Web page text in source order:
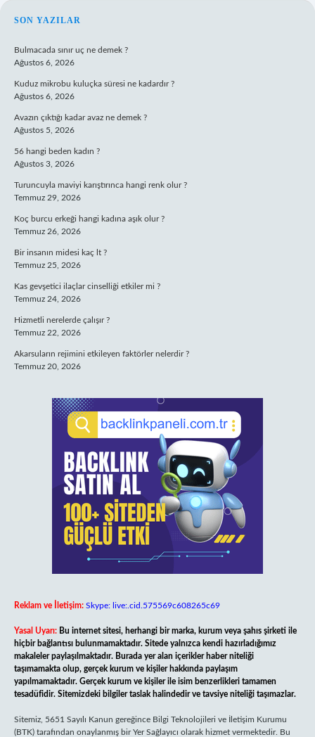
SIDEBAR
SON YAZILAR
Bulmacada sınır uç ne demek ?
Ağustos 6, 2026
Kuduz mikrobu kuluçka süresi ne kadardır ?
Ağustos 6, 2026
Avazın çıktığı kadar avaz ne demek ?
Ağustos 5, 2026
56 hangi beden kadın ?
Ağustos 3, 2026
Turuncuyla maviyi karıştırınca hangi renk olur ?
Temmuz 29, 2026
Koç burcu erkeği hangi kadına aşık olur ?
Temmuz 26, 2026
Bir insanın midesi kaç lt ?
Temmuz 25, 2026
Kas gevşetici ilaçlar cinselliği etkiler mi ?
Temmuz 24, 2026
Hizmetli nerelerde çalışır ?
Temmuz 22, 2026
Akarsuların rejimini etkileyen faktörler nelerdir ?
Temmuz 20, 2026
Reklam ve İletişim: Skype: live:.cid.575569c608265c69
Yasal Uyarı: Bu internet sitesi, herhangi bir marka, kurum veya şahıs şirketi ile
hiçbir bağlantısı bulunmamaktadır. Sitede yalnızca kendi hazırladığımız
makaleler paylaşılmaktadır. Burada yer alan içerikler haber niteliği
taşımamakta olup, gerçek kurum ve kişiler hakkında paylaşım
yapılmamaktadır. Gerçek kurum ve kişiler ile isim benzerlikleri tamamen
tesadüfidir. Sitemizdeki bilgiler taslak halindedir ve tavsiye niteliği taşımazlar.
Sitemiz, 5651 Sayılı Kanun gereğince Bilgi Teknolojileri ve İletişim Kurumu
(BTK) tarafından onaylanmış bir Yer Sağlayıcı olarak hizmet vermektedir. Bu